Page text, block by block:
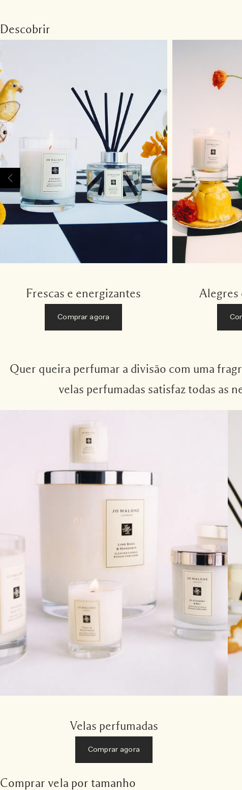
Descobrir
Frescas e energizantes
Comprar agora
Alegres
Quer queira perfumar a divisão com uma
velas perfumadas satisfaz todas as
Velas perfumadas
Comprar agora
Comprar vela por tamanho